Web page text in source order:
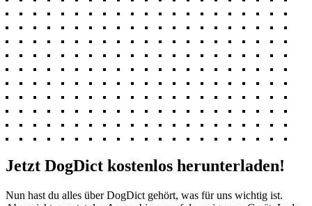
Jetzt DogDict kostenlos herunterladen!
Nun hast du alles über DogDict gehört, was für uns wichtig ist.